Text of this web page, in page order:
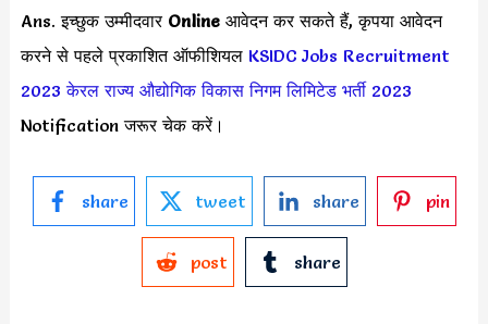
Ans. इच्छुक उम्मीदवार Online आवेदन कर सकते हैं, कृपया आवेदन
करने से पहले प्रकाशित ऑफीशियल KSIDC Jobs Recruitment
2023 केरल राज्य औद्योगिक विकास निगम लिमिटेड भर्ती 2023
Notification जरूर चेक करें।
share tweet share pin
post share